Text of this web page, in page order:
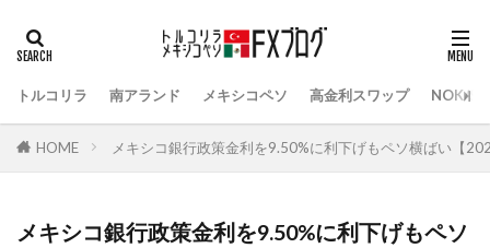
トルコリラ 南アランド メキシコペソ 高金利スワップ NOK/
HOME メキシコ銀行政策金利を9.50%に利下げもペソ横ばい【
メキシコ銀行政策金利を9.50%に利下げもペソ